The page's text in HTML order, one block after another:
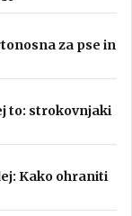
za pse in
to: strokovnjaki
Kako ohraniti